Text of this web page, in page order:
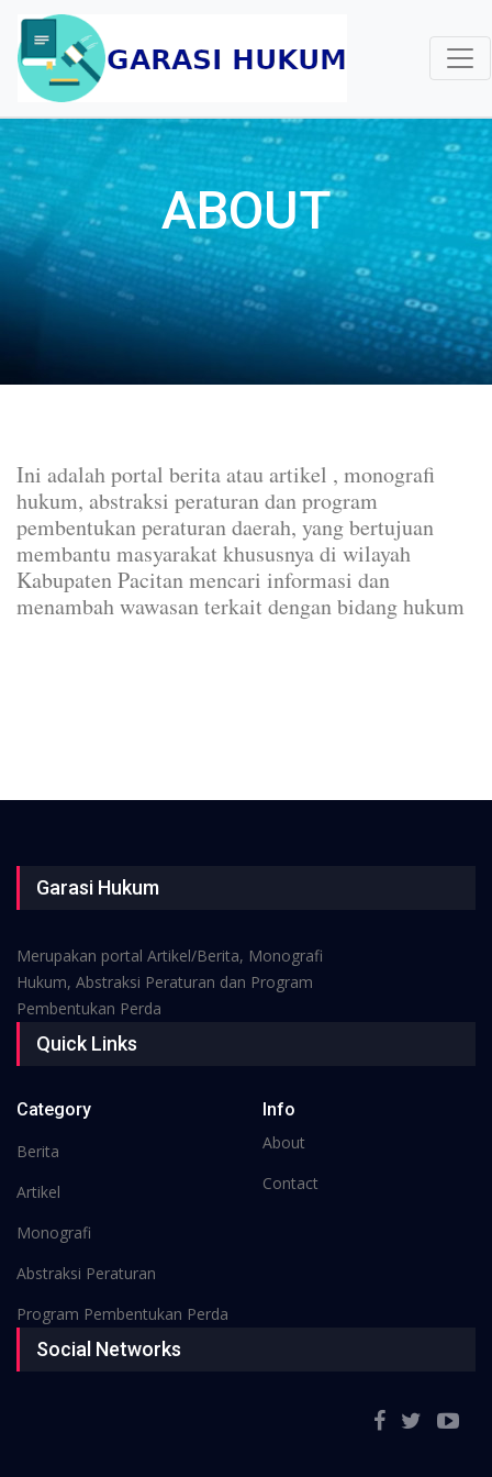
ABOUT
Ini adalah portal berita atau artikel , monografi
hukum, abstraksi peraturan dan program
pembentukan peraturan daerah, yang bertujuan
membantu masyarakat khususnya di wilayah
Kabupaten Pacitan mencari informasi dan
menambah wawasan terkait dengan bidang hukum
Garasi Hukum
Merupakan portal Artikel/Berita, Monografi
Hukum, Abstraksi Peraturan dan Program
Pembentukan Perda
Quick Links
Category
Berita
Artikel
Monografi
Abstraksi Peraturan
Program Pembentukan Perda
Info
About
Contact
Social Networks